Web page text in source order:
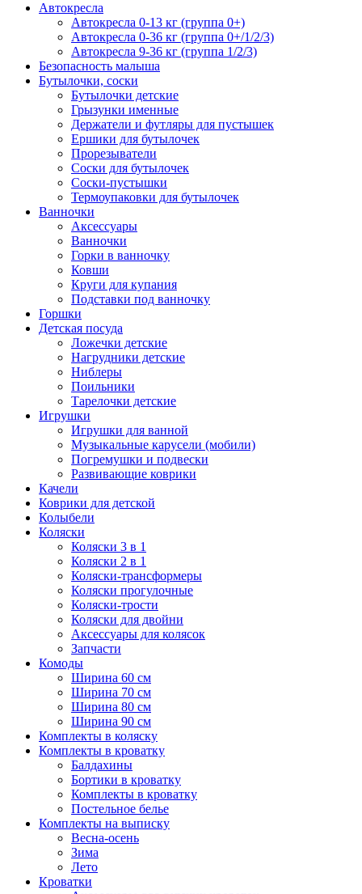
Автокресла
Автокресла 0-13 кг (группа 0+)
Автокресла 0-36 кг (группа 0+/1/2/3)
Автокресла 9-36 кг (группа 1/2/3)
Безопасность малыша
Бутылочки, соски
Бутылочки детские
Грызунки именные
Держатели и футляры для пустышек
Ершики для бутылочек
Прорезыватели
Соски для бутылочек
Соски-пустышки
Термоупаковки для бутылочек
Ванночки
Аксессуары
Ванночки
Горки в ванночку
Ковши
Круги для купания
Подставки под ванночку
Горшки
Детская посуда
Ложечки детские
Нагрудники детские
Ниблеры
Поильники
Тарелочки детские
Игрушки
Игрушки для ванной
Музыкальные карусели (мобили)
Погремушки и подвески
Развивающие коврики
Качели
Коврики для детской
Колыбели
Коляски
Коляски 3 в 1
Коляски 2 в 1
Коляски-трансформеры
Коляски прогулочные
Коляски-трости
Коляски для двойни
Аксессуары для колясок
Запчасти
Комоды
Ширина 60 см
Ширина 70 см
Ширина 80 см
Ширина 90 см
Комплекты в коляску
Комплекты в кроватку
Балдахины
Бортики в кроватку
Комплекты в кроватку
Постельное белье
Комплекты на выписку
Весна-осень
Зима
Лето
Кроватки